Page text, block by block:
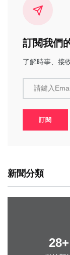
訂閱我們
了解時事、接
請鍵入
訂閱
新聞分類
28+